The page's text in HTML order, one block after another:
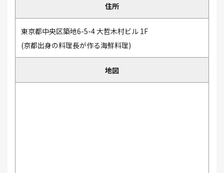
住所
東京都中央区築地6-5-4 大哲木村ビル 1F
(京都出身の料理長が作る海鮮料理)
地図